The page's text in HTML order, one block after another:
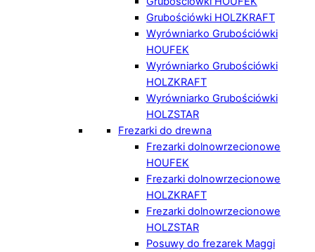
Grubościówki HOLZKRAFT
Wyrówniarko Grubościówki
HOUFEK
Wyrówniarko Grubościówki
HOLZKRAFT
Wyrówniarko Grubościówki
HOLZSTAR
Frezarki do drewna
Frezarki dolnowrzecionowe
HOUFEK
Frezarki dolnowrzecionowe
HOLZKRAFT
Frezarki dolnowrzecionowe
HOLZSTAR
Posuwy do frezarek Maggi